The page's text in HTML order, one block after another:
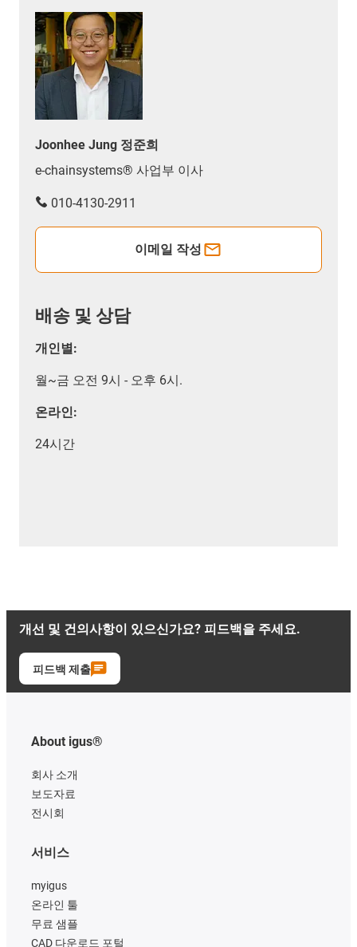
Joonhee Jung 정준희
e-chainsystems® 사업부 이사
010-4130-2911
이메일 작성
배송 및 상담
개인별:
월~금 오전 9시 - 오후 6시.
온라인:
24시간
개선 및 건의사항이 있으신가요? 피드백을 주세요.
피드백 제출
About igus®
회사 소개
보도자료
전시회
서비스
myigus
온라인 툴
무료 샘플
CAD 다운로드 포털